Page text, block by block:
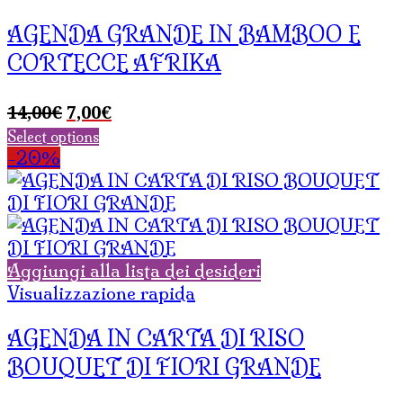
AGENDA GRANDE IN BAMBOO E
CORTECCE AFRIKA
14,00€ Il
prezzo
era:
14,00€.
7,00€Il
è:
7,00€.
Select options
-20%
Aggiungi alla lista dei desideri
Visualizzazione rapida
AGENDA IN CARTA DI RISO
BOUQUET DI FIORI GRANDE